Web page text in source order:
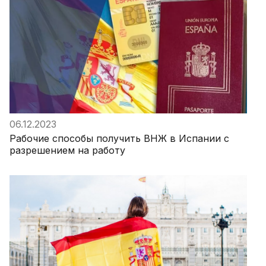
06.12.2023
Рабочие способы получить ВНЖ в Испании с
разрешением на работу